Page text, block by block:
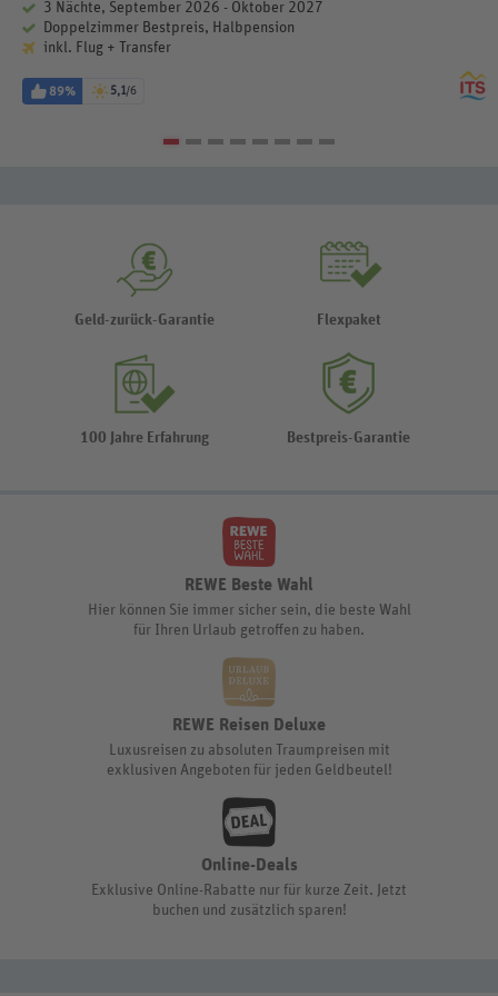
3 Nächte, September 2026 - Oktober 2027
Doppelzimmer Bestpreis, Halbpension
inkl. Flug + Transfer
89% 5,1/6
Geld-zurück-Garantie Flexpaket
100 Jahre Erfahrung Bestpreis-Garantie
REWE Beste Wahl
Hier können Sie immer sicher sein, die beste Wahl
für Ihren Urlaub getroffen zu haben.
REWE Reisen Deluxe
Luxusreisen zu absoluten Traumpreisen mit
exklusiven Angeboten für jeden Geldbeutel!
Online-Deals
Exklusive Online-Rabatte nur für kurze Zeit. Jetzt
buchen und zusätzlich sparen!